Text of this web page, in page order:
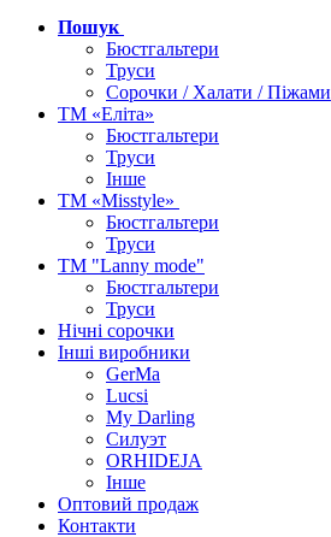
Пошук
Бюстгальтери
Труси
Сорочки / Халати / Піжами
ТМ «Еліта»
Бюстгальтери
Труси
Інше
ТМ «Misstyle»
Бюстгальтери
Труси
ТМ "Lanny mode"
Бюстгальтери
Труси
Нічні сорочки
Інші виробники
GerMa
Lucsi
My Darling
Силуэт
ORHIDEJA
Інше
Оптовий продаж
Контакти